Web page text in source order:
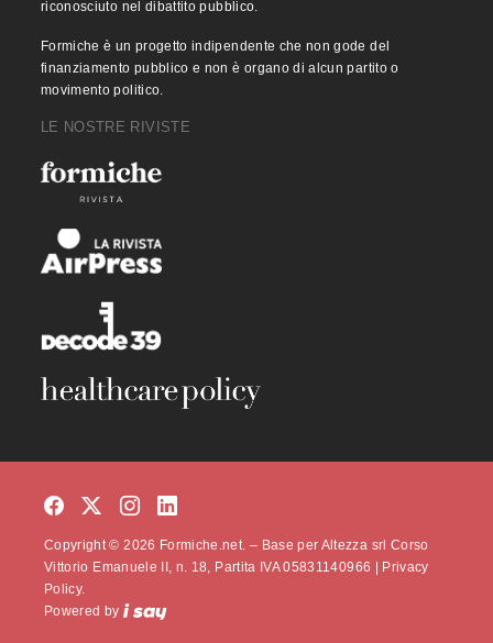
riconosciuto nel dibattito pubblico.
Formiche è un progetto indipendente che non gode del
finanziamento pubblico e non è organo di alcun partito o
movimento politico.
LE NOSTRE RIVISTE
Copyright © 2026 Formiche.net. – Base per Altezza srl Corso
Vittorio Emanuele II, n. 18, Partita IVA 05831140966 | Privacy
Policy.
Powered by